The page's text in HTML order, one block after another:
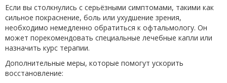
Если вы столкнулись с серьёзными симптомами, такими как
сильное покраснение, боль или ухудшение зрения,
необходимо немедленно обратиться к офтальмологу. Он
может порекомендовать специальные лечебные капли или
назначить курс терапии.
Дополнительные меры, которые помогут ускорить
восстановление: